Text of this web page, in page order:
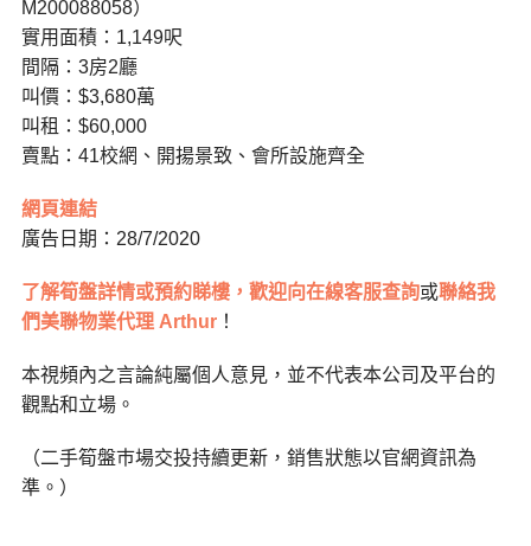
M200088058）
實用面積：1,149呎
間隔：3房2廳
叫價：$3,680萬
叫租：$60,000
賣點：41校網、開揚景致、會所設施齊全
網頁連結
廣告日期：28/7/2020
了解筍盤詳情或預約睇樓，歡迎向在線客服查詢或聯絡我
們美聯物業代理 Arthur！
本視頻內之言論純屬個人意見，並不代表本公司及平台的
觀點和立場。
（二手筍盤巿場交投持續更新，銷售狀態以官網資訊為
準。）